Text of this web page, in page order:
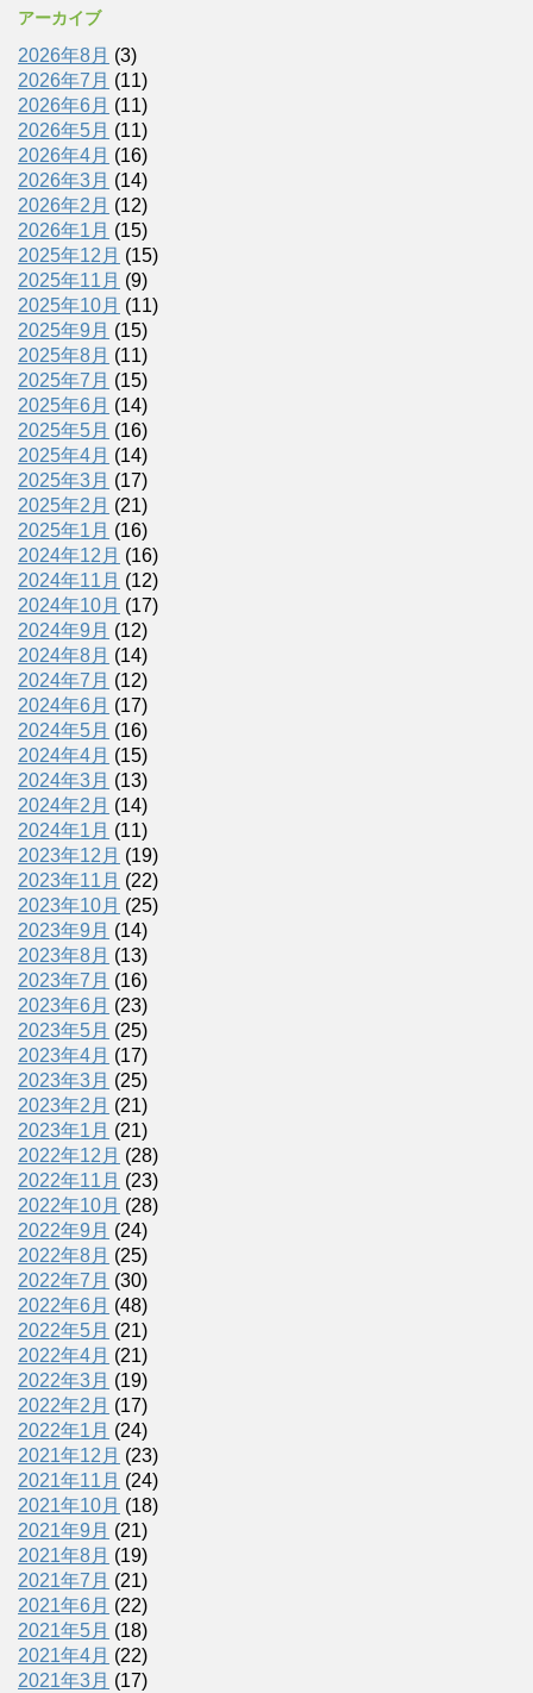
アーカイブ
2026年8月 (3)
2026年7月 (11)
2026年6月 (11)
2026年5月 (11)
2026年4月 (16)
2026年3月 (14)
2026年2月 (12)
2026年1月 (15)
2025年12月 (15)
2025年11月 (9)
2025年10月 (11)
2025年9月 (15)
2025年8月 (11)
2025年7月 (15)
2025年6月 (14)
2025年5月 (16)
2025年4月 (14)
2025年3月 (17)
2025年2月 (21)
2025年1月 (16)
2024年12月 (16)
2024年11月 (12)
2024年10月 (17)
2024年9月 (12)
2024年8月 (14)
2024年7月 (12)
2024年6月 (17)
2024年5月 (16)
2024年4月 (15)
2024年3月 (13)
2024年2月 (14)
2024年1月 (11)
2023年12月 (19)
2023年11月 (22)
2023年10月 (25)
2023年9月 (14)
2023年8月 (13)
2023年7月 (16)
2023年6月 (23)
2023年5月 (25)
2023年4月 (17)
2023年3月 (25)
2023年2月 (21)
2023年1月 (21)
2022年12月 (28)
2022年11月 (23)
2022年10月 (28)
2022年9月 (24)
2022年8月 (25)
2022年7月 (30)
2022年6月 (48)
2022年5月 (21)
2022年4月 (21)
2022年3月 (19)
2022年2月 (17)
2022年1月 (24)
2021年12月 (23)
2021年11月 (24)
2021年10月 (18)
2021年9月 (21)
2021年8月 (19)
2021年7月 (21)
2021年6月 (22)
2021年5月 (18)
2021年4月 (22)
2021年3月 (17)